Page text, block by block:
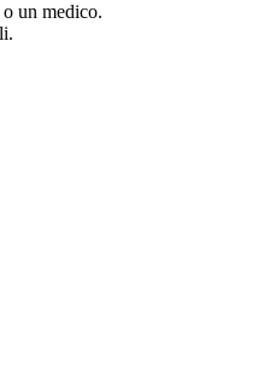
un medico.